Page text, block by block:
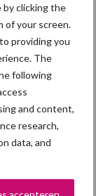
by clicking the
of your screen.
providing you
The
following
and content,
research,
data, and
grillig:
houden
in Polen